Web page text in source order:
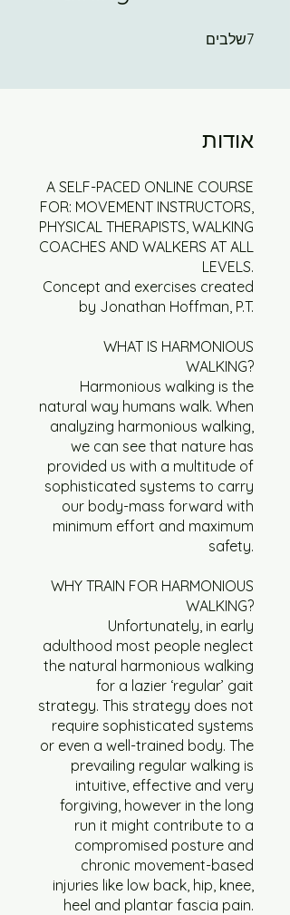
רמה-1 10 דקות
רמה-1 30 דקות
רמה-2 10 דקות
רמה-2 30 דקות
רמה-1 10 דקות
רמה-1 30 דקות
רמה-2 10 דקות
רמה-2 30 דקות
רמה-3 10 דקות
רמה-3 30 דקות
רמה-4 10 דקות
רמה-4 30 דקות
רמה-5 10 דקות
רמה-5 30 דקות
7שלבים
אודות
A SELF-PACED ONLINE COURSE
FOR: MOVEMENT INSTRUCTORS,
PHYSICAL THERAPISTS, WALKING
COACHES AND WALKERS AT ALL
LEVELS.
Concept and exercises created
by Jonathan Hoffman, P.T.
WHAT IS HARMONIOUS
WALKING?
Harmonious walking is the
natural way humans walk. When
analyzing harmonious walking,
we can see that nature has
provided us with a multitude of
sophisticated systems to carry
our body-mass forward with
minimum effort and maximum
safety.
WHY TRAIN FOR HARMONIOUS
WALKING?
Unfortunately, in early
adulthood most people neglect
the natural harmonious walking
for a lazier ‘regular’ gait
strategy. This strategy does not
require sophisticated systems
or even a well-trained body. The
prevailing regular walking is
intuitive, effective and very
forgiving, however in the long
run it might contribute to a
compromised posture and
chronic movement-based
injuries like low back, hip, knee,
heel and plantar fascia pain.